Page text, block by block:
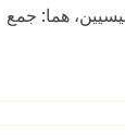
هما: جمع